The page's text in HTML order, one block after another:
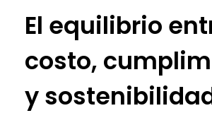
El equilibrio
costo,
y